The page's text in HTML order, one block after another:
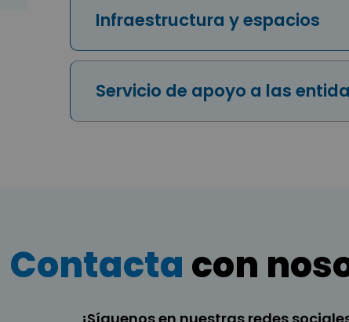
Infraestructura y espacios
Servicio de apoyo a las
Contacta con